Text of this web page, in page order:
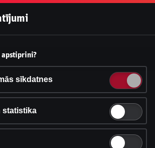
Vai pieņemt sīkdatnes?
3 dažādu veidu sīkdatnes: obligāti
analītikas un statistikas, reklāmas.
Iestatījumi un informācija
apstiprini?
sīkdatnes
statistika